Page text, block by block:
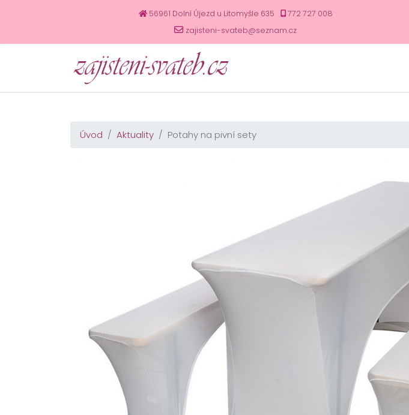
56961 Dolní Újezd u Litomyšle 635
772 727 008
zajisteni-svateb@seznam.cz
Úvod Aktuality Potahy na pivní sety